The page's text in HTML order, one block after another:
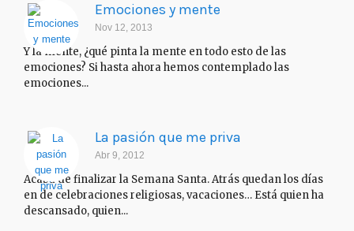
Emociones y mente
Nov 12, 2013
Y la mente, ¿qué pinta la mente en todo esto de las
emociones? Si hasta ahora hemos contemplado las
emociones...
La pasión que me priva
Abr 9, 2012
Acaba de finalizar la Semana Santa. Atrás quedan los días
en de celebraciones religiosas, vacaciones… Está quien ha
descansado, quien...